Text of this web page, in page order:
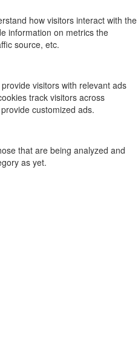
how visitors interact with the
information on metrics the
source, etc.
visitors with relevant ads
track visitors across
customized ads.
that are being analyzed and
as yet.